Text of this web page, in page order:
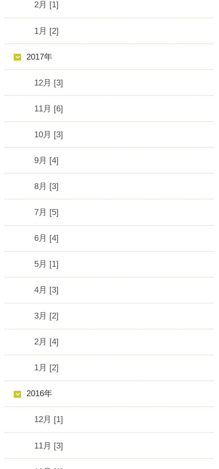
2月 [1]
1月 [2]
2017年
12月 [3]
11月 [6]
10月 [3]
9月 [4]
8月 [3]
7月 [5]
6月 [4]
5月 [1]
4月 [3]
3月 [2]
2月 [4]
1月 [2]
2016年
12月 [1]
11月 [3]